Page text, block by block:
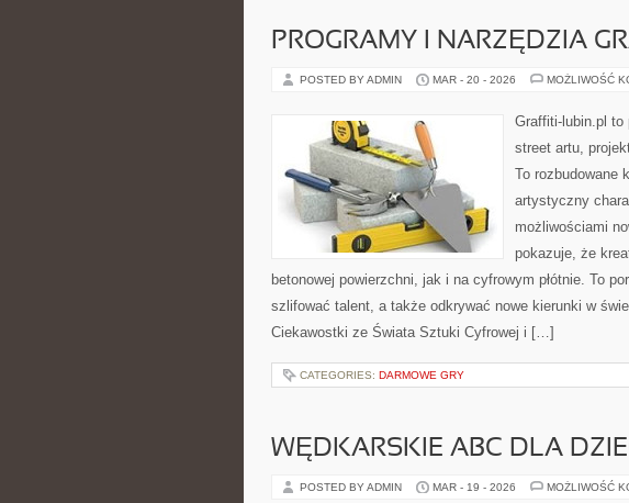
PROGRAMY I NARZĘDZIA
POSTED BY ADMIN MAR - 20 - 2026 MOŻLIWOŚĆ
Graffiti-lubin.pl to
street artu,
To rozbudowane
artystyczny
możliwościami
pokazuje, że
betonowej powierzchni, jak i na cyfrowym płótnie. To
szlifować talent, a także odkrywać nowe kierunki w
Ciekawostki ze Świata Sztuki Cyfrowej i […]
CATEGORIES: DARMOWE GRY
WĘDKARSKIE ABC DLA
POSTED BY ADMIN MAR - 19 - 2026 MOŻLIWOŚĆ